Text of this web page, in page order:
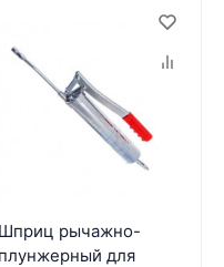
Шприц рычажно-
плунжерный для